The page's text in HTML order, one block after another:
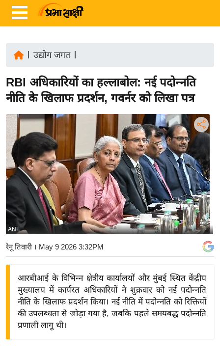
ज़ा
ख
र
रा
ष्ट्री
य
अं
र्रा
ष्ट्री
य
बि
ज़
द्यो
उद्योग जगत|
RBI अधिकारियों का हल्लाबोल: नई पदोन्नति
नीति के खिलाफ प्रदर्शन, गवर्नर को लिखा पत्र
ANI
रेनू तिवारी । May 9 2026 3:32PM
आरबीआई के विभिन्न क्षेत्रीय कार्यालयों और मुंबई स्थित केंद्रीय
मुख्यालय में कार्यरत अधिकारियों ने शुक्रवार को नई पदोन्नति
नीति के खिलाफ प्रदर्शन किया। नई नीति में पदोन्नति को रिक्तियों
की उपलब्धता से जोड़ा गया है, जबकि पहले समयबद्ध पदोन्नति
प्रणाली लागू थी।